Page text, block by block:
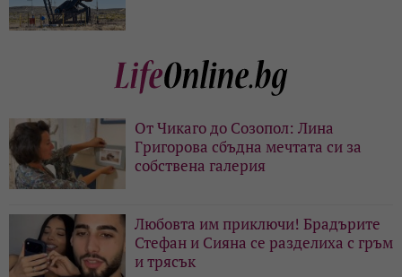
От Чикаго до Созопол: Лина
Григорова сбъдна мечтата си за
собствена галерия
Любовта им приключи! Брадърите
Стефан и Сияна се разделиха с гръм
и трясък